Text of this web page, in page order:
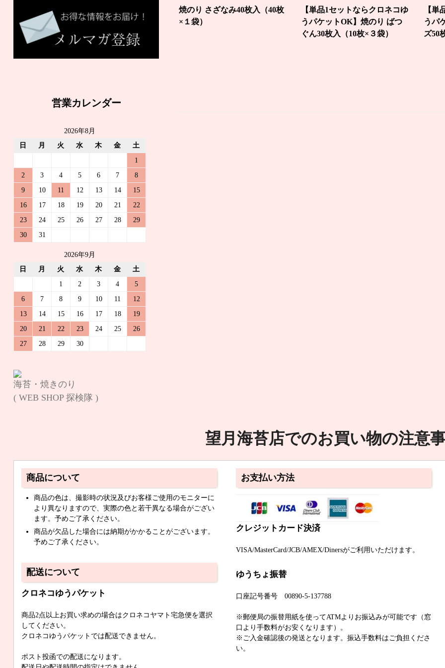
焼のり さざなみ40枚入（40枚
×１袋）
【単品1セットならクロネコゆ
うパケットOK】焼のり ばつ
ぐん30枚入（10枚×３袋）
【単
うパ
ズ50
営業カレンダー
2026年8月
日 月 火 水 木 金
土
1
2
3 4 5 6 7
8
9
10 11 12 13 14
15
16
17 18 19 20 21
22
23
24 25 26 27 28
29
30
31
2026年9月
日 月 火 水 木 金
土
1
2 3 4
5
6
7 8 9 10 11
12
13
14 15 16 17 18
19
20
21 22 23 24 25
26
27
28 29 30
海苔・焼きのり
( WEB SHOP 探検隊 )
望月海苔店でのお買い物の注意
商品について
商品の色は、撮影時の状況及びお客様ご使用のモニターに
より異なりますので、実際の色と若干異なる場合がござい
ます。予めご了承ください。
商品が欠品した場合には納期がかかることがございます。
予めご了承ください。
配送について
クロネコゆうパケット
商品2点以上お買い求めの場合はクロネコヤマト宅急便を選択
してください。
クロネコゆうパケットでは配送できません。
ポスト投函での配送になります。
お支払い方法
クレジットカード決済
VISA/MasterCard/JCB/AMEX/Dinersがご利用いただけます。
ゆうちょ振替
口座記号番号 00890-5-137788
※郵便局の振替用紙を使ってATMよりお振込みが可能です（窓
口より手数料がお安くなります）。
※ご入金確認後の発送となります。振込手数料はご負担くださ
い。